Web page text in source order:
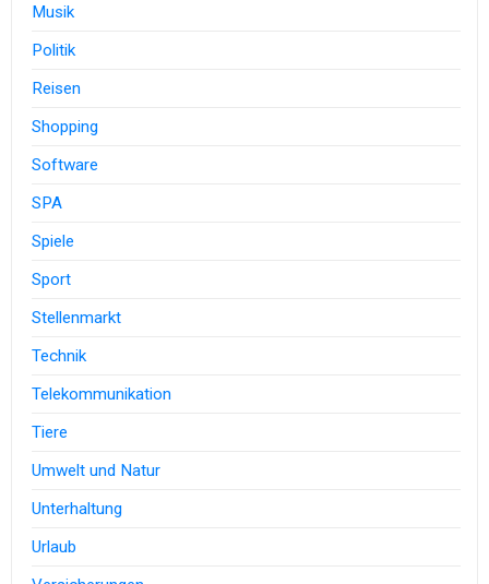
Musik
Politik
Reisen
Shopping
Software
SPA
Spiele
Sport
Stellenmarkt
Technik
Telekommunikation
Tiere
Umwelt und Natur
Unterhaltung
Urlaub